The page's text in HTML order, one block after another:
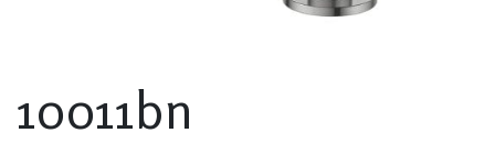
10011bn